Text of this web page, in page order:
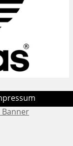
Banner